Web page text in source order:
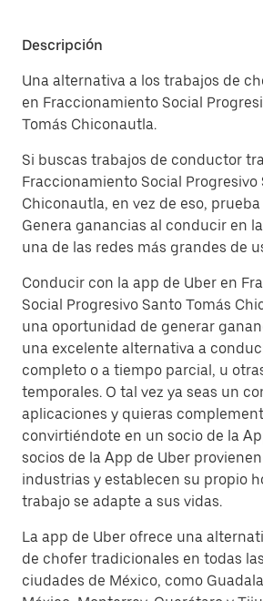
Descripción
Una alternativa a los trabajos de
en Fraccionamiento Social
Tomás Chiconautla.
Si buscas trabajos de conductor
Fraccionamiento Social Progresivo
Chiconautla, en vez de eso,
Genera ganancias al conducir en
una de las redes más grandes de
Conducir con la app de Uber en
Social Progresivo Santo Tomás
una oportunidad de generar
una excelente alternativa a
completo o a tiempo parcial, u
temporales. O tal vez ya seas un
aplicaciones y quieras
convirtiéndote en un socio de la
socios de la App de Uber
industrias y establecen su propio
trabajo se adapte a sus vidas.
La app de Uber ofrece una
de chofer tradicionales en todas
ciudades de México, como